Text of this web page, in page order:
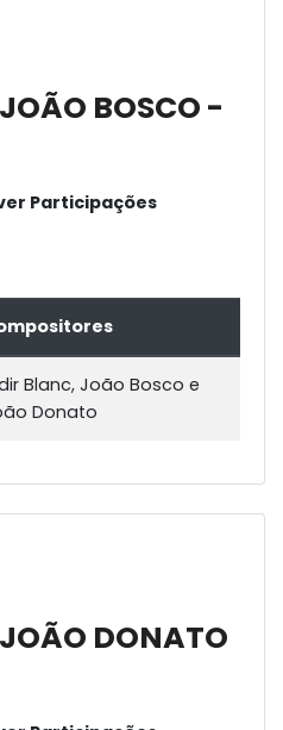
BOSCO -
Participações
Blanc, João Bosco e
Donato
DONATO